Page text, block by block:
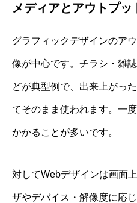
メディアとアウトプッ
グラフィックデザインのア
像が中心です。チラシ・雑
どが典型例で、出来上がっ
てそのまま使われます。一
かかることが多いです。
対してWebデザインは画面
ザやデバイス・解像度に応